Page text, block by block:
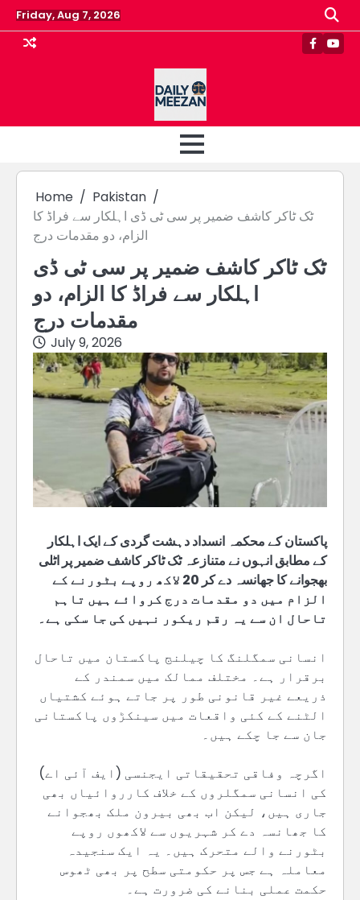
Skip
to
content
Friday, Aug 7, 2026
Home
Pakistan
ٹک ٹاکر کاشف ضمیر پر سی ٹی ڈی اہلکار سے فراڈ کا
الزام، دو مقدمات درج
ٹک ٹاکر کاشف ضمیر پر سی ٹی ڈی
اہلکار سے فراڈ کا الزام، دو
مقدمات درج
July 9, 2026
پاکستان کے محکمہ انسداد دہشت گردی کے ایک اہلکار
کے مطابق انہوں نے متنازعہ ٹک ٹاکر کاشف ضمیر پر اٹلی
بھجوانے کا جھانسہ دے کر 20 لاکھ روپے بٹورنے کے
الزام میں دو مقدمات درج کروائے ہیں تاہم
تاحال ان سے یہ رقم ریکور نہیں کی جا سکی ہے۔
انسانی سمگلنگ کا چیلنج پاکستان میں تاحال
برقرار ہے۔ مختلف ممالک میں سمندر کے
ذریعے غیر قانونی طور پر جاتے ہوئے کشتیاں
الٹنے کے کئی واقعات میں سینکڑوں پاکستانی
جان سے جا چکے ہیں۔
اگرچہ وفاقی تحقیقاتی ایجنسی (ایف آئی اے)
کی انسانی سمگلروں کے خلاف کارروائیاں بھی
جاری ہیں، لیکن اب بھی بیرون ملک بھجوانے
کا جھانسہ دے کر شہریوں سے لاکھوں روپے
بٹورنے والے متحرک ہیں۔ یہ ایک سنجیدہ
معاملہ ہے جس پر حکومتی سطح پر بھی ٹھوس
حکمت عملی بنانے کی ضرورت ہے۔